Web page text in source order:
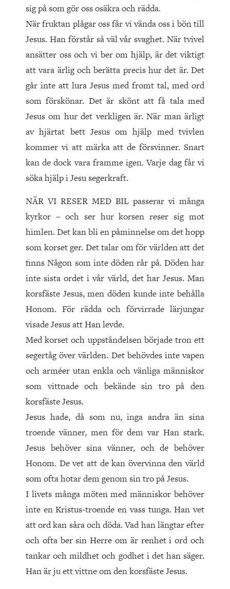
sig på som gör oss osäkra och rädda.
När fruktan plågar oss får vi vända oss i bön till
Jesus. Han förstår så väl vår svaghet. När tvivel
ansätter oss och vi ber om hjälp, är det viktigt
att vara ärlig och berätta precis hur det är. Det
går inte att lura Jesus med fromt tal, med ord
som förskönar. Det är skönt att få tala med
Jesus om hur det verkligen är. När man ärligt
av hjärtat bett Jesus om hjälp med tvivlen
kommer vi att märka att de försvinner. Snart
kan de dock vara framme igen. Varje dag får vi
söka hjälp i Jesu segerkraft.
NÄR VI RESER MED BIL passerar vi många
kyrkor – och ser hur korsen reser sig mot
himlen. Det kan bli en påminnelse om det hopp
som korset ger. Det talar om för världen att det
finns Någon som inte döden rår på. Döden har
inte sista ordet i vår värld, det har Jesus. Man
korsfäste Jesus, men döden kunde inte behålla
Honom. För rädda och förvirrade lärjungar
visade Jesus att Han levde.
Med korset och uppståndelsen började tron ett
segertåg över världen. Det behövdes inte vapen
och arméer utan enkla och vänliga människor
som vittnade och bekände sin tro på den
korsfäste Jesus.
Jesus hade, då som nu, inga andra än sina
troende vänner, men för dem var Han stark.
Jesus behöver sina vänner, och de behöver
Honom. De vet att de kan övervinna den värld
som ofta hotar dem genom sin tro på Jesus.
I livets många möten med människor behöver
inte en Kristus-troende en vass tunga. Han vet
att ord kan såra och döda. Vad han längtar efter
och ofta ber sin Herre om är renhet i ord och
tankar och mildhet och godhet i det han säger.
Han är ju ett vittne om den korsfäste Jesus.